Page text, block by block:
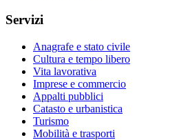
Servizi
Anagrafe e stato civile
Cultura e tempo libero
Vita lavorativa
Imprese e commercio
Appalti pubblici
Catasto e urbanistica
Turismo
Mobilità e trasporti